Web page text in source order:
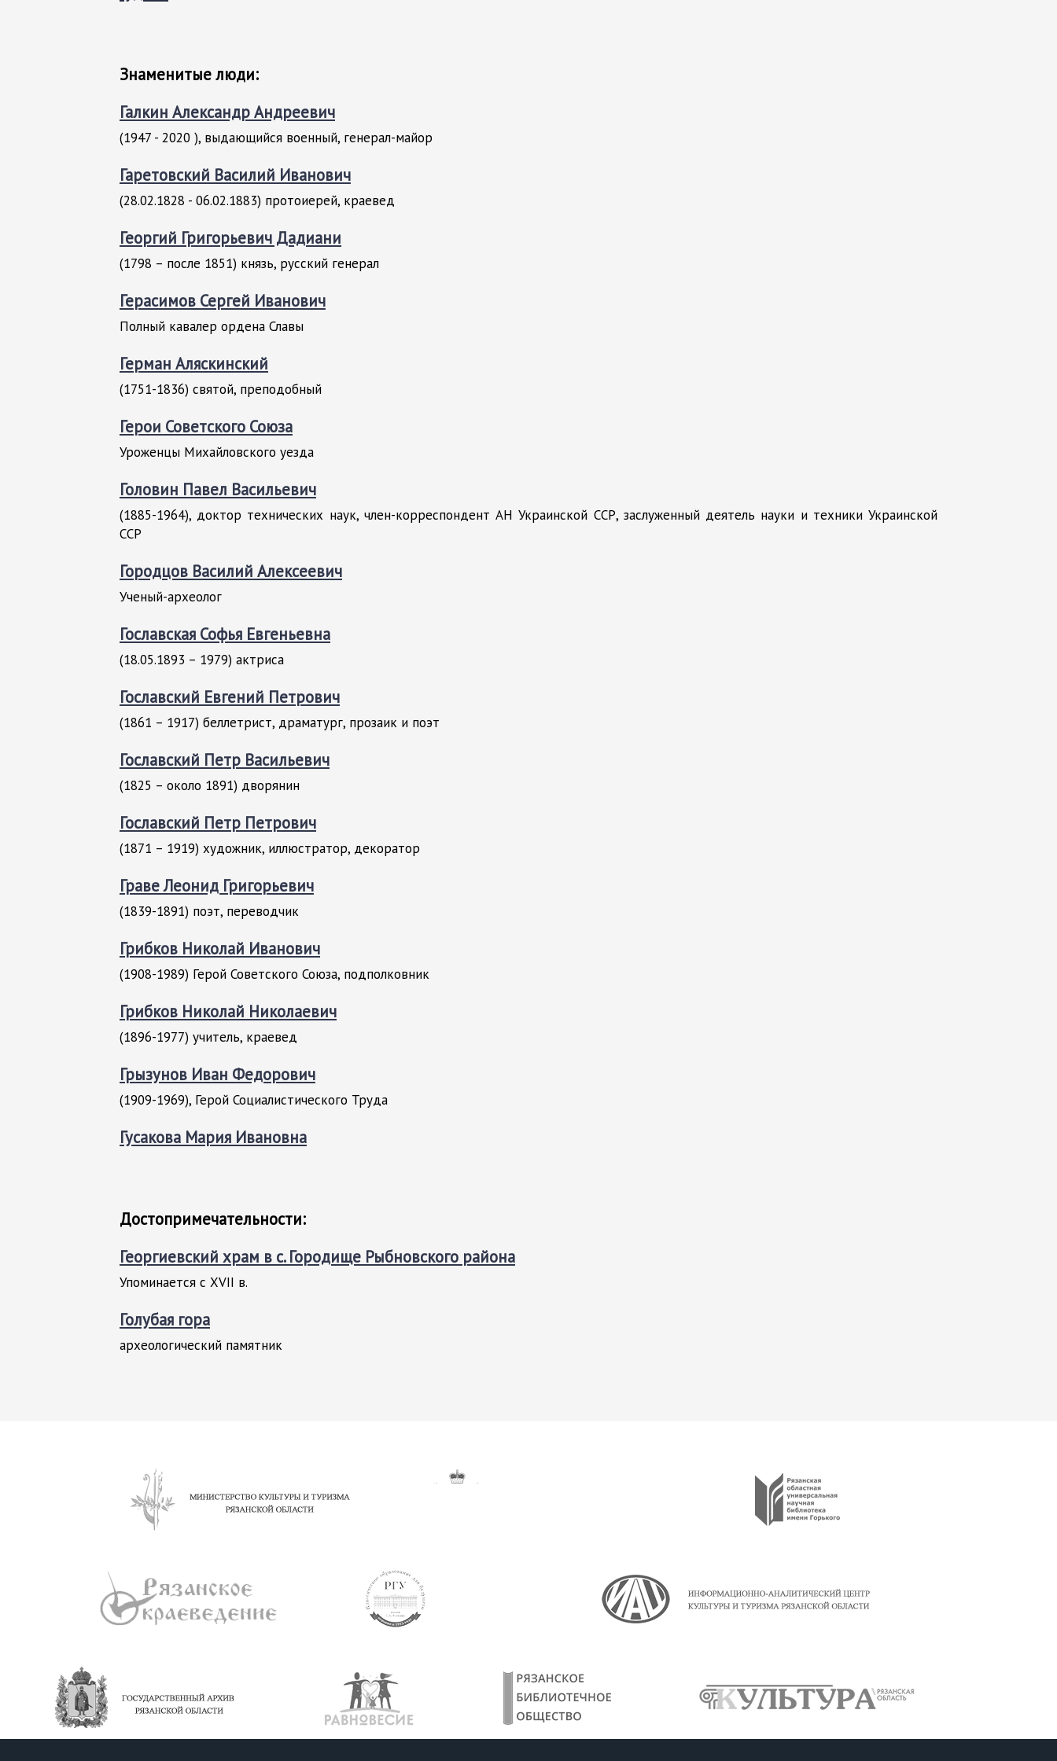
Знаменитые люди:
Галкин Александр Андреевич
(1947 - 2020 ), выдающийся военный, генерал-майор
Гаретовский Василий Иванович
(28.02.1828 - 06.02.1883) протоиерей, краевед
Георгий Григорьевич Дадиани
(1798 – после 1851) князь, русский генерал
Герасимов Сергей Иванович
Полный кавалер ордена Славы
Герман Аляскинский
(1751-1836) святой, преподобный
Герои Советского Союза
Уроженцы Михайловского уезда
Головин Павел Васильевич
(1885-1964), доктор технических наук, член-корреспондент АН Украинской ССР, заслуженный деятель науки и техники Украинской
ССР
Городцов Василий Алексеевич
Ученый-археолог
Гославская Софья Евгеньевна
(18.05.1893 – 1979) актриса
Гославский Евгений Петрович
(1861 – 1917) беллетрист, драматург, прозаик и поэт
Гославский Петр Васильевич
(1825 – около 1891) дворянин
Гославский Петр Петрович
(1871 – 1919) художник, иллюстратор, декоратор
Граве Леонид Григорьевич
(1839-1891) поэт, переводчик
Грибков Николай Иванович
(1908-1989) Герой Советского Союза, подполковник
Грибков Николай Николаевич
(1896-1977) учитель, краевед
Грызунов Иван Федорович
(1909-1969), Герой Социалистического Труда
Гусакова Мария Ивановна
Достопримечательности:
Георгиевский храм в с. Городище Рыбновского района
Упоминается с XVII в.
Голубая гора
археологический памятник